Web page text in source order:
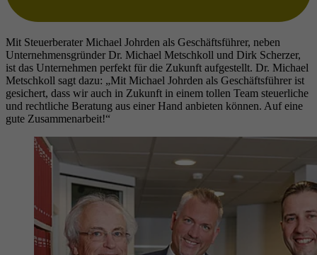
Mit Steuerberater Michael Johrden als Geschäftsführer, neben
Unternehmensgründer Dr. Michael Metschkoll und Dirk Scherzer,
ist das Unternehmen perfekt für die Zukunft aufgestellt. Dr. Michael
Metschkoll sagt dazu: „Mit Michael Johrden als Geschäftsführer ist
gesichert, dass wir auch in Zukunft in einem tollen Team steuerliche
und rechtliche Beratung aus einer Hand anbieten können. Auf eine
gute Zusammenarbeit!“